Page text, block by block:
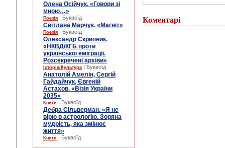
Олена Осійчук. «Говори зі
мною…»
Поезія | Буквоїд
Світлана Марчук. «Магніт»
Поезія | Буквоїд
Олександр Скрипник.
«НКВД/КГБ проти
української еміграції.
Розсекречені архіви»
Історія/Культура | Буквоїд
Анатолій Амелін, Сергій
Гайдайчук, Євгеній
Астахов. «Візія України
2035»
Книги | Буквоїд
Дебра Сільверман. «Я не
вірю в астрологію. Зоряна
мудрість, яка змінює
життя»
Книги | Буквоїд
Коментарі